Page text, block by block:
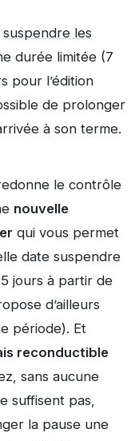
suspendre les
durée limitée (7
pour l’édition
de prolonger
à son terme.
le contrôle
nouvelle
qui vous permet
date suspendre
jours à partir de
d’ailleurs
période). Et
reconductible
sans aucune
suffisent pas,
la pause une